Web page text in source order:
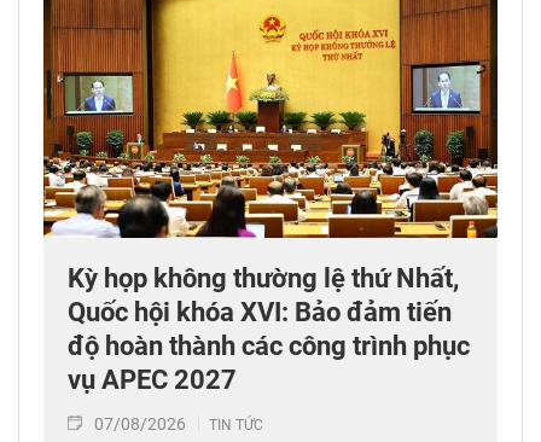
Kỳ họp không thường lệ thứ Nhất,
Quốc hội khóa XVI: Bảo đảm tiến
độ hoàn thành các công trình phục
vụ APEC 2027
07/08/2026 TIN TỨC